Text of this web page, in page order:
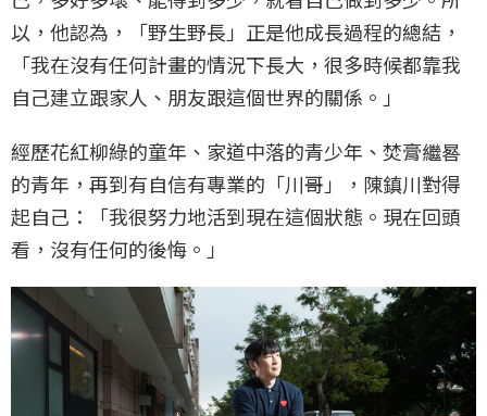
以，他認為，「野生野長」正是他成長過程的總結，
「我在沒有任何計畫的情況下長大，很多時候都靠我
自己建立跟家人、朋友跟這個世界的關係。」
經歷花紅柳綠的童年、家道中落的青少年、焚膏繼晷
的青年，再到有自信有專業的「川哥」，陳鎮川對得
起自己：「我很努力地活到現在這個狀態。現在回頭
看，沒有任何的後悔。」